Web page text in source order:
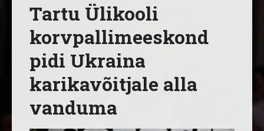
Tartu Ülikooli
korvpallimeeskond
pidi Ukraina
karikavõitjale alla
vanduma